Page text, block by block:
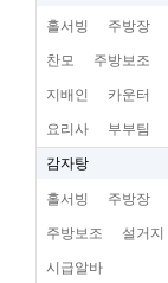
홀서빙 주방장
찬모 주방보조
지배인 카운터
요리사 부부팀
감자탕
홀서빙 주방장
주방보조 설거지
시급알바